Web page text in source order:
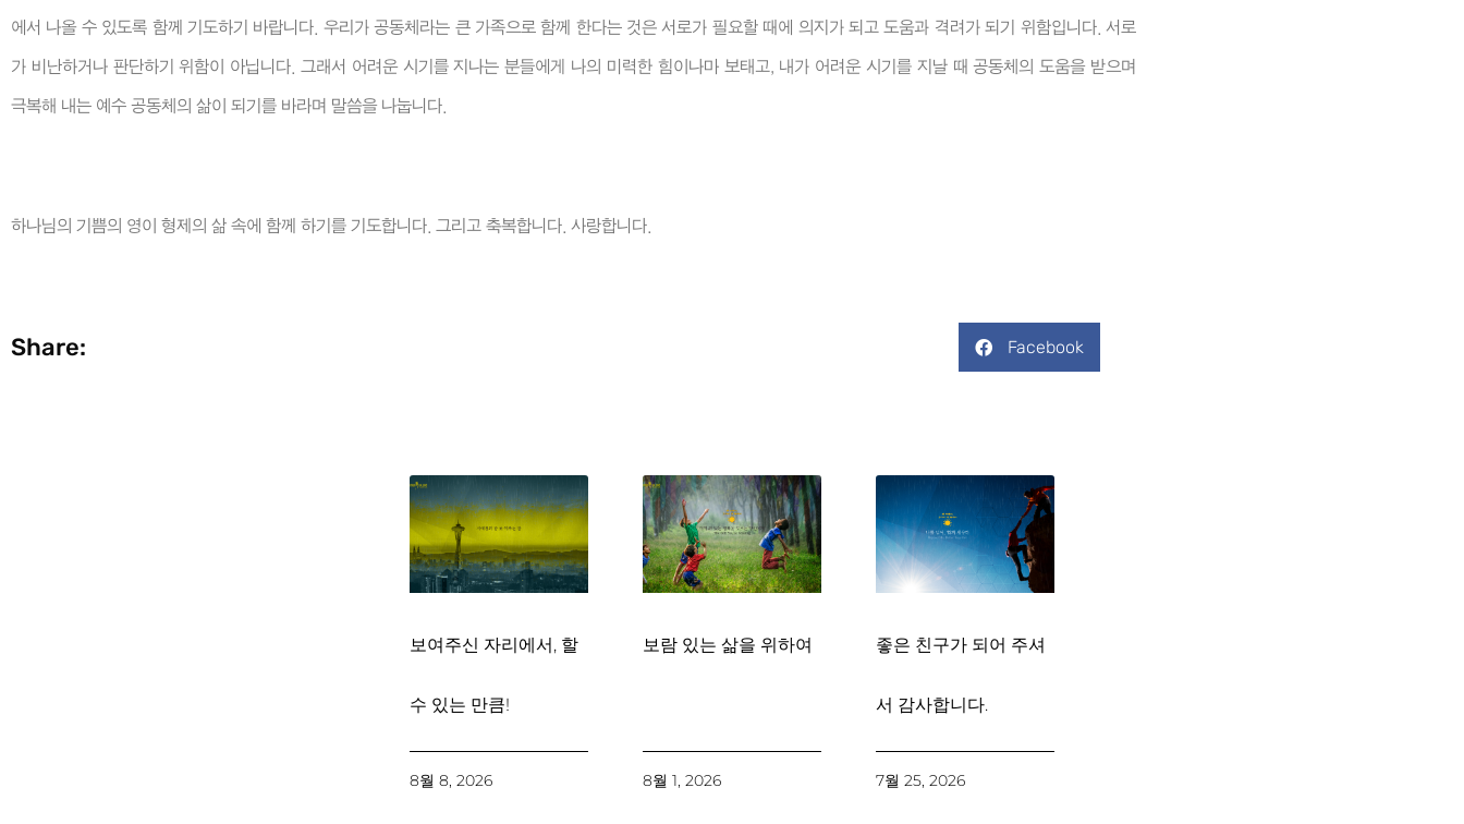
에서 나올 수 있도록 함께 기도하기 바랍니다. 우리가 공동체라는 큰 가족으로 함께 한다는 것은 서로가 필요할 때에 의지가 되고 도움과 격려가 되기 위함입니다. 서로
가 비난하거나 판단하기 위함이 아닙니다. 그래서 어려운 시기를 지나는 분들에게 나의 미력한 힘이나마 보태고, 내가 어려운 시기를 지날 때 공동체의 도움을 받으며
극복해 내는 예수 공동체의 삶이 되기를 바라며 말씀을 나눕니다.
하나님의 기쁨의 영이 형제의 삶 속에 함께 하기를 기도합니다. 그리고 축복합니다. 사랑합니다.
Share: Facebook
보여주신 자리에서, 할
수 있는 만큼!
8월 8, 2026
보람 있는 삶을 위하여
8월 1, 2026
좋은 친구가 되어 주셔
서 감사합니다.
7월 25, 2026